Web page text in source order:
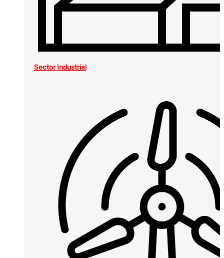
Sector Industrial